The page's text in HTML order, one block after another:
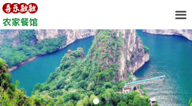
끀
首页
关于我们
客房展示
景区风景